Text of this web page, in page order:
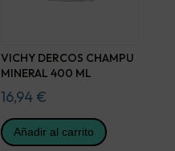
VICHY DERCOS CHAMPU
MINERAL 400 ML
16,94 €
Añadir al carrito